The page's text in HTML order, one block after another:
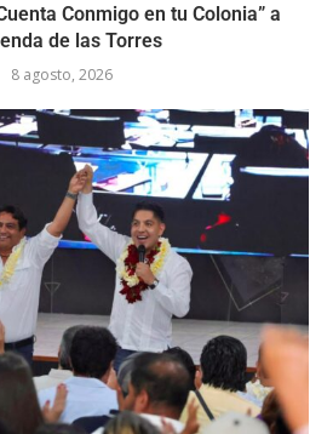
Conmigo en tu Colonia” a
de las Torres
8 agosto, 2026